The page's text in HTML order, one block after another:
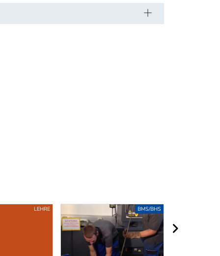
LEHRE BMS/BHS